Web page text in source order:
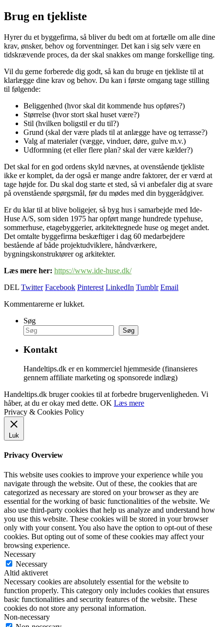
Brug en tjekliste
Hyrer du et byggefirma, så bliver du bedt om at fortælle om alle dine
krav, ønsker, behov og forventninger. Det kan i sig selv være en
tidskrævende proces, da der skal snakkes om mange forskellige ting.
Vil du gerne forberede dig godt, så kan du bruge en tjekliste til at
klarlægge dine krav og behov. Du kan i første omgang tage stilling
til følgende:
Beliggenhed (hvor skal dit kommende hus opføres?)
Størrelse (hvor stort skal huset være?)
Stil (hvilken boligstil er du til?)
Grund (skal der være plads til at anlægge have og terrasse?)
Valg af materialer (vægge, vinduer, døre, gulve m.v.)
Udformning (et eller flere plan? skal der være kælder?)
Det skal for en god ordens skyld nævnes, at ovenstående tjekliste
ikke er komplet, da der også er mange andre faktorer, der er værd at
tage højde for. Du skal dog starte et sted, så vi anbefaler dig at svare
på ovenstående spørgsmål, før du mødes med din byggerådgiver.
Er du klar til at blive boligejer, så byg hus i samarbejde med Ide-
Huse A/S, som siden 1975 har opført mange hundrede typehuse,
sommerhuse, etagebyggerier, arkitekttegnede huse og meget andet.
Det omtalte byggefirma beskæftiger i dag 60 medarbejdere
bestående af både projektudviklere, håndværkere,
bygningskonstruktører og arkitekter.
Læs mere her: https://www.ide-huse.dk/
DEL Twitter Facebook Pinterest LinkedIn Tumblr Email
Kommentarerne er lukket.
Søg
Søg
Kontakt
Handeltips.dk er en kommerciel hjemmeside (finansieres
gennem affiliate marketing og sponsorede indlæg)
Handeltips.dk bruger cookies til at forbedre brugervenligheden. Vi
håber, at du er okay med dette. OK Læs mere
Privacy & Cookies Policy
Luk
Privacy Overview
This website uses cookies to improve your experience while you
navigate through the website. Out of these, the cookies that are
categorized as necessary are stored on your browser as they are
essential for the working of basic functionalities of the website. We
also use third-party cookies that help us analyze and understand how
you use this website. These cookies will be stored in your browser
only with your consent. You also have the option to opt-out of these
cookies. But opting out of some of these cookies may affect your
browsing experience.
Necessary
Necessary
Altid aktiveret
Necessary cookies are absolutely essential for the website to
function properly. This category only includes cookies that ensures
basic functionalities and security features of the website. These
cookies do not store any personal information.
Non-necessary